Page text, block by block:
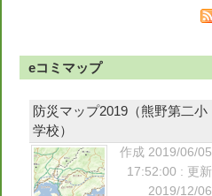
eコミマップ
防災マップ2019（熊野第二小
学校）
作成 2019/06/05
17:52:00 : 更新
2019/12/06